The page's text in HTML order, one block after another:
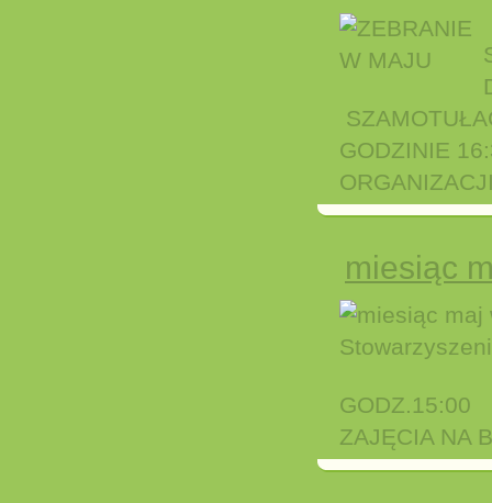
GODZINIE
miesiąc
GODZ.15:00
ZAJĘCIA NA